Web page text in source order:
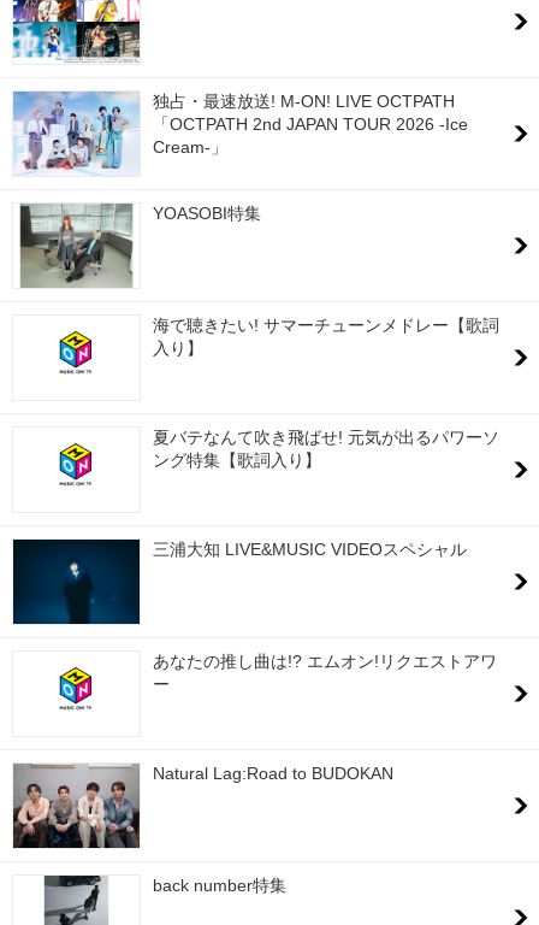
独占・最速放送! M-ON! LIVE OCTPATH
「OCTPATH 2nd JAPAN TOUR 2026 -Ice
Cream-」
YOASOBI特集
海で聴きたい! サマーチューンメドレー【歌詞
入り】
夏バテなんて吹き飛ばせ! 元気が出るパワーソ
ング特集【歌詞入り】
三浦大知 LIVE&MUSIC VIDEOスペシャル
あなたの推し曲は!? エムオン!リクエストアワ
ー
Natural Lag:Road to BUDOKAN
back number特集